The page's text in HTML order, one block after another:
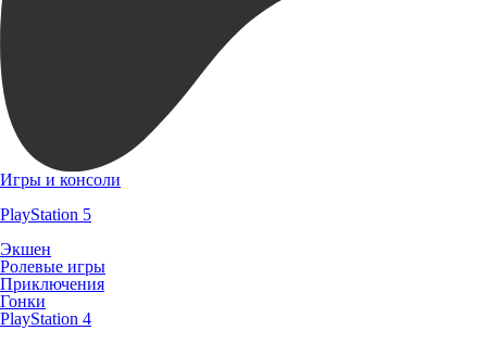
Игры и консоли
PlayStation 5
Экшен
Ролевые игры
Приключения
Гонки
PlayStation 4